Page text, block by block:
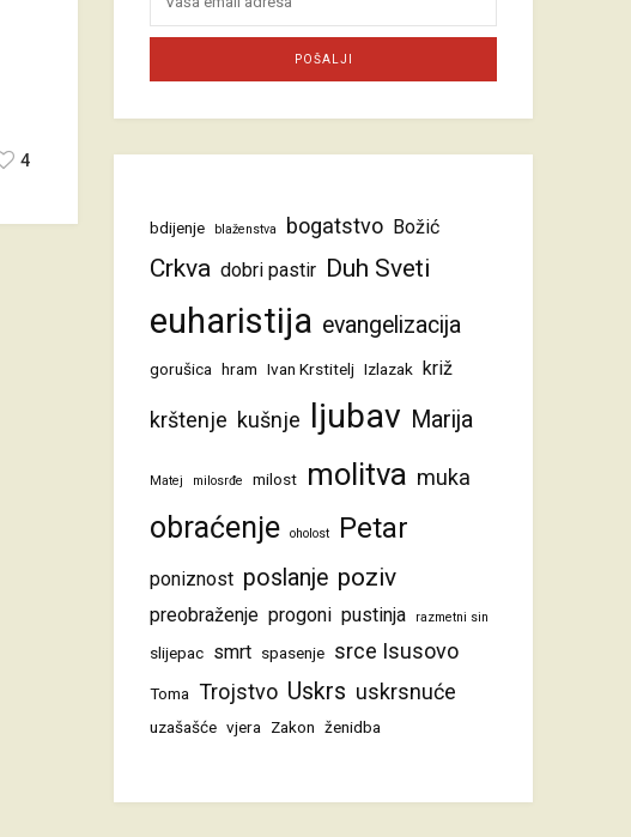
4
bdijenje blaženstva bogatstvo Božić
Crkva dobri pastir Duh Sveti
euharistija evangelizacija
gorušica hram Ivan Krstitelj Izlazak križ
krštenje kušnje ljubav Marija
Matej milosrđe milost molitva muka
obraćenje oholost Petar
poniznost poslanje poziv
preobraženje progoni pustinja razmetni sin
slijepac smrt spasenje srce Isusovo
Toma Trojstvo Uskrs uskrsnuće
uzašašće vjera Zakon ženidba